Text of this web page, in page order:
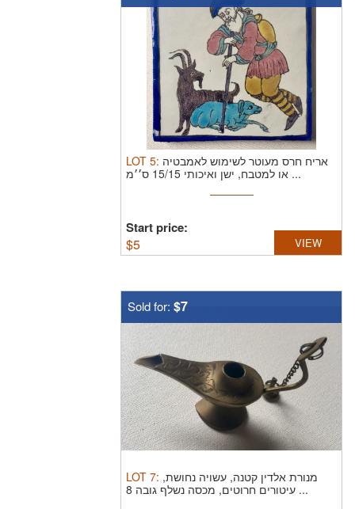
LOT 5: אריח חרס מעוטר לשימוש לאמבטיה
או למטבח, ישן ואיכותי 15/15 ס׳׳מ ...
Start price:
$5 VIEW
Sold for: $7
LOT 7: מנורת אלדין קטנה, עשויה נחושת,
עיטורים חרוטים, מכסה נשלף גובה 8 ...